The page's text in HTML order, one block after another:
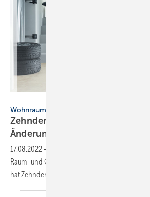
Wohnraumlüftung
Zehnder veröffentlicht
Änderungen an der DIN
17.08.2022 -
Raum- und Gebäudelüftung. Zu den letzten
hat Zehnder jetzt ein Whitepaper